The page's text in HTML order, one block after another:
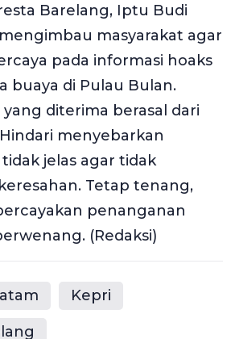
Barelang, Iptu Budi
masyarakat agar
pada informasi hoaks
buaya di Pulau Bulan.
diterima berasal dari
menyebarkan
jelas agar tidak
Tetap tenang,
penanganan
(Redaksi)
Kepri